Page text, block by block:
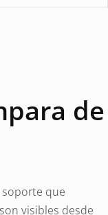
de
que
visibles desde